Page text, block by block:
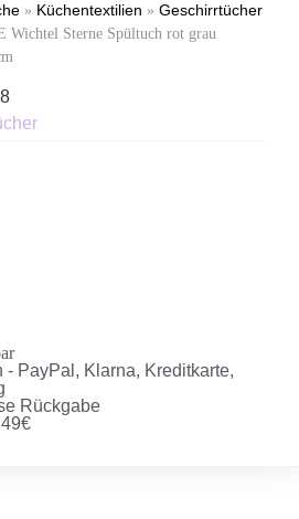
» Küchentextilien » Geschirrtücher
Wichtel Sterne Spültuch rot grau
- PayPal, Klarna, Kreditkarte,
Rückgabe